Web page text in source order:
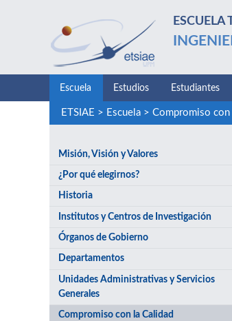
ESCUELA
Escuela Estudios Estudiantes
ETSIAE > Escuela> Compromiso con
Misión, Visión y Valores
¿Por qué elegirnos?
Historia
Institutos y Centros de Investigación
Órganos de Gobierno
Departamentos
Unidades Administrativas y Servicios
Generales
Compromiso con la Calidad